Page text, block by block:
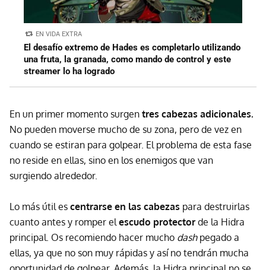
EN VIDA EXTRA
El desafío extremo de Hades es completarlo utilizando
una fruta, la granada, como mando de control y este
streamer lo ha logrado
En un primer momento surgen tres cabezas adicionales.
No pueden moverse mucho de su zona, pero de vez en
cuando se estiran para golpear. El problema de esta fase
no reside en ellas, sino en los enemigos que van
surgiendo alrededor.
Lo más útil es centrarse en las cabezas para destruirlas
cuanto antes y romper el escudo protector de la Hidra
principal. Os recomiendo hacer mucho dashpegado a
ellas, ya que no son muy rápidas y así no tendrán mucha